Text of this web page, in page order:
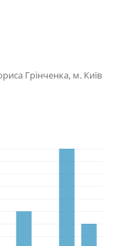
Грінченка, м. Київ